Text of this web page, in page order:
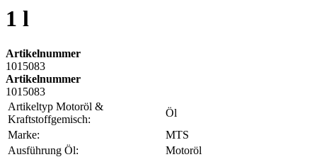
1 l
Artikelnummer
1015083
Artikelnummer
1015083
Artikeltyp Motoröl &
Kraftstoffgemisch:
Öl
Marke:
MTS
Ausführung Öl:
Motoröl